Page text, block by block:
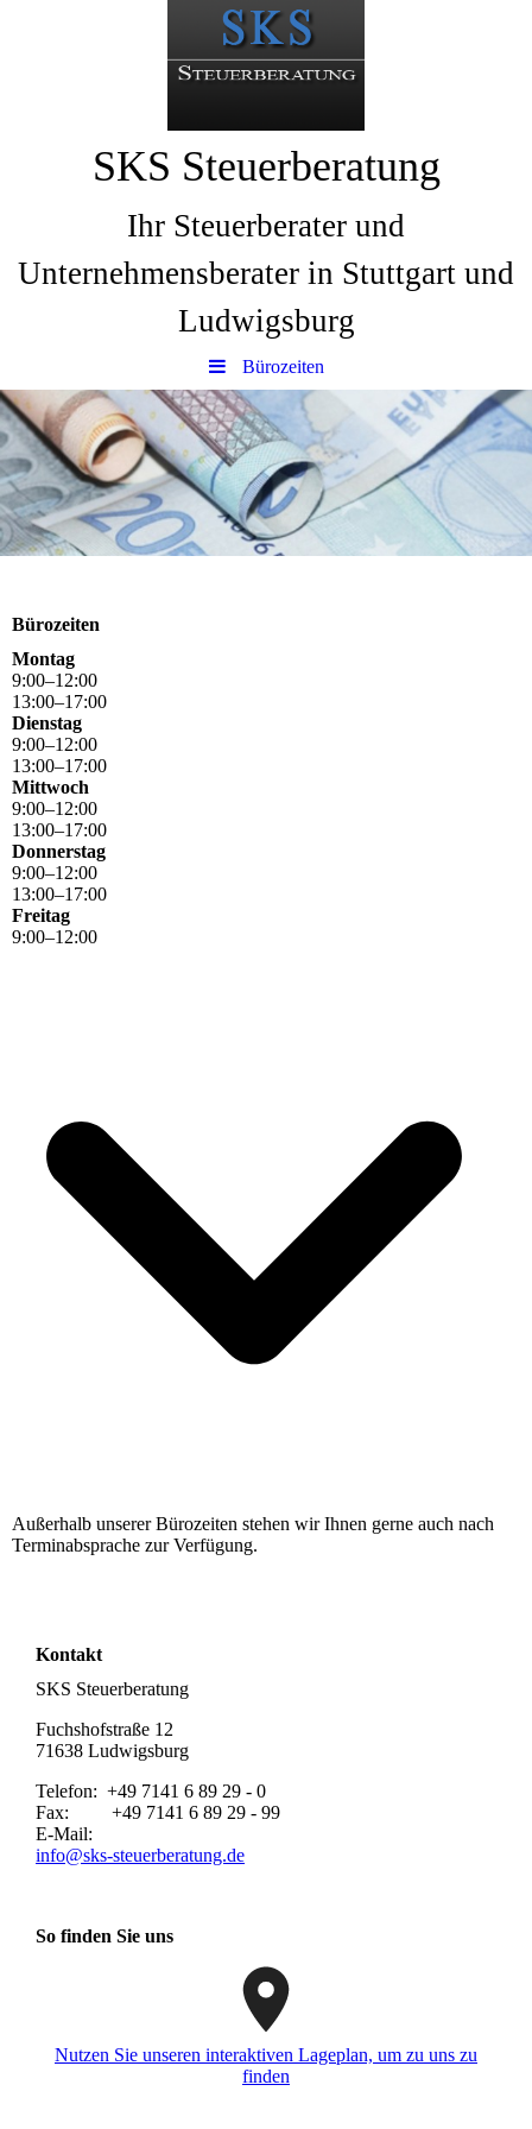
SKS Steuerberatung
Ihr Steuerberater und
Unternehmensberater in Stuttgart und
Ludwigsburg
Bürozeiten
Bürozeiten
Montag
9:00–12:00
13:00–17:00
Dienstag
9:00–12:00
13:00–17:00
Mittwoch
9:00–12:00
13:00–17:00
Donnerstag
9:00–12:00
13:00–17:00
Freitag
9:00–12:00
Außerhalb unserer Bürozeiten stehen wir Ihnen gerne auch nach
Terminabsprache zur Verfügung.
Kontakt
SKS Steuerberatung
Fuchshofstraße 12
71638 Ludwigsburg
Telefon: +49 7141 6 89 29 - 0
Fax: +49 7141 6 89 29 - 99
E-Mail:
info@sks-steuerberatung.de
So finden Sie uns
Nutzen Sie unseren interaktiven La­ge­plan, um zu uns zu
finden